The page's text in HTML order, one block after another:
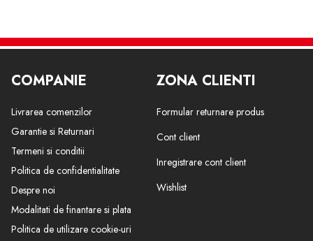
COMPANIE
Livrarea comenzilor
Garantie si Returnari
Termeni si conditii
Politica de confidentialitate
Despre noi
Modalitati de finantare si plata
Politica de utilizare cookie-uri
ZONA CLIENTI
Formular returnare produs
Cont client
Inregistrare cont client
Wishlist